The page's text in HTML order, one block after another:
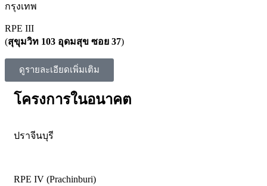
กรุงเทพ
RPE III
(สุขุมวิท 103 อุดมสุข ซอย 37)
ดูรายละเอียดเพิ่มเติม
โครงการในอนาคต
ปราจีนบุรี
RPE IV (Prachinburi)